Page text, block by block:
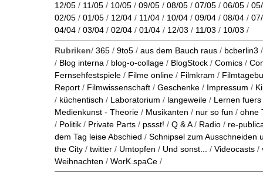
12/05 / 11/05 / 10/05 / 09/05 / 08/05 / 07/05 / 06/05 /
02/05 / 01/05 / 12/04 / 11/04 / 10/04 / 09/04 / 08/04 /
04/04 / 03/04 / 02/04 / 01/04 / 12/03 / 11/03 / 10/03 /
Rubriken/ 365 / 9to5 / aus dem Bauch raus / bcberlin3
/ Blog interna / blog-o-collage / BlogStock / Comics /
Fernsehfestspiele / Filme online / Filmkram /
Report / Filmwissenschaft / Geschenke / Impressum /
/ küchentisch / Laboratorium / langeweile / Lernen
Medienkunst - Theorie / Musikanten / nur so fun / ohne
/ Politik / Private Parts / pssst! / Q & A/ Radio / re-
dem Tag leise Abschied / Schnipsel zum Ausschneiden
the City / twitter / Umtopfen / Und sonst... / Videocasts /
Weihnachten / WorK.spaCe /